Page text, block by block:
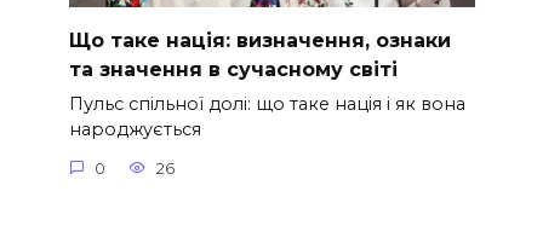
Що таке нація: визначення, ознаки
та значення в сучасному світі
Пульс спільної долі: що таке нація і як вона
народжується
0 26